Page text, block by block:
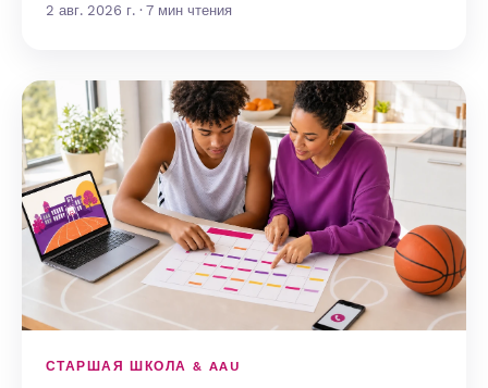
2 авг. 2026 г. · 7 мин чтения
СТАРШАЯ ШКОЛА & AAU